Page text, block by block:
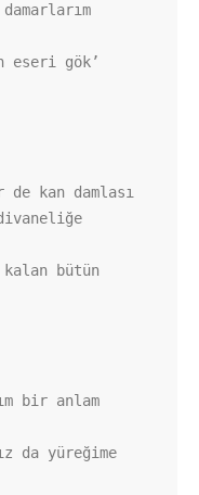
eseri gök’
kan damlası
bütün
bir anlam
da yüreğime